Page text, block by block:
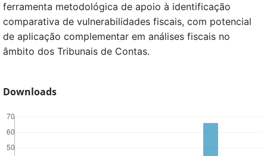
ferramenta metodológica de apoio à identificação
comparativa de vulnerabilidades fiscais, com potencial
de aplicação complementar em análises fiscais no
âmbito dos Tribunais de Contas.
Downloads